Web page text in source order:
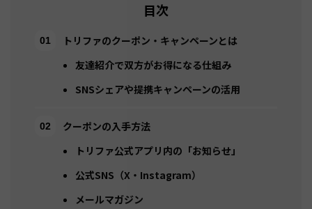
目次
トリファのクーポン・キャンペーンとは
友達紹介で双方がお得になる仕組み
SNSシェアや提携キャンペーンの活用
クーポンの入手方法
トリファ公式アプリ内の「お知らせ」
公式SNS（X・Instagram）
メールマガジン